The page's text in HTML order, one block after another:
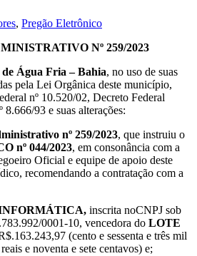
, Pregão Eletrônico
Nº 259/2023
Água Fria – Bahia, no uso de suas
pela Lei Orgânica deste município,
nº 10.520/02, Decreto Federal
93 e suas alterações:
nº 259/2023, que instruiu o
nº 044/2023, em consonância com a
Oficial e equipe de apoio deste
recomendando a contratação com a
inscrita noCNPJ sob
0001-10, vencedora do LOTE
(cento e sessenta e três mil
e noventa e sete centavos) e;